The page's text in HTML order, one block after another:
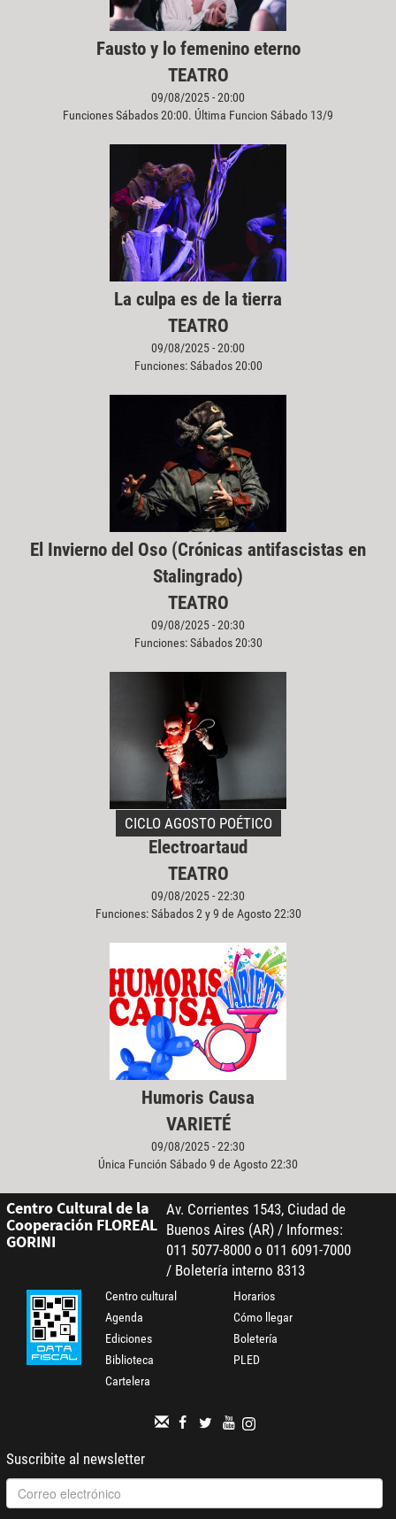
Fausto y lo femenino eterno
TEATRO
09/08/2025 - 20:00
Funciones Sábados 20:00. Última Funcion Sábado 13/9
La culpa es de la tierra
TEATRO
09/08/2025 - 20:00
Funciones: Sábados 20:00
El Invierno del Oso (Crónicas antifascistas en
Stalingrado)
TEATRO
09/08/2025 - 20:30
Funciones: Sábados 20:30
CICLO AGOSTO POÉTICO
Electroartaud
TEATRO
09/08/2025 - 22:30
Funciones: Sábados 2 y 9 de Agosto 22:30
Humoris Causa
VARIETÉ
09/08/2025 - 22:30
Única Función Sábado 9 de Agosto 22:30
Centro Cultural de la
Cooperación FLOREAL
GORINI
Av. Corrientes 1543, Ciudad de
Buenos Aires (AR) / Informes:
011 5077-8000 o 011 6091-7000
/ Boletería interno 8313
Centro cultural
Agenda
Ediciones
Biblioteca
Cartelera
Horarios
Cómo llegar
Boletería
PLED
Suscribite al newsletter